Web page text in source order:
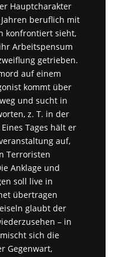
Hauptcharakter
beruflich mit
konfrontiert sieht,
Arbeitspensum
getrieben.
auf einem
kommt über
und sucht in
z. T. in der
Tages hält er
auf,
Terroristen
Anklage und
soll live in
übertragen
glaubt der
– in
sich die
Gegenwart,